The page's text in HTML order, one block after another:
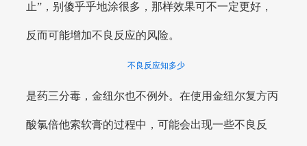
止”，别傻乎乎地涂很多，那样效果可不一定更好，
反而可能增加不良反应的风险。
不良反应知多少
是药三分毒，金纽尔也不例外。在使用金纽尔复方丙
酸氯倍他索软膏的过程中，可能会出现一些不良反